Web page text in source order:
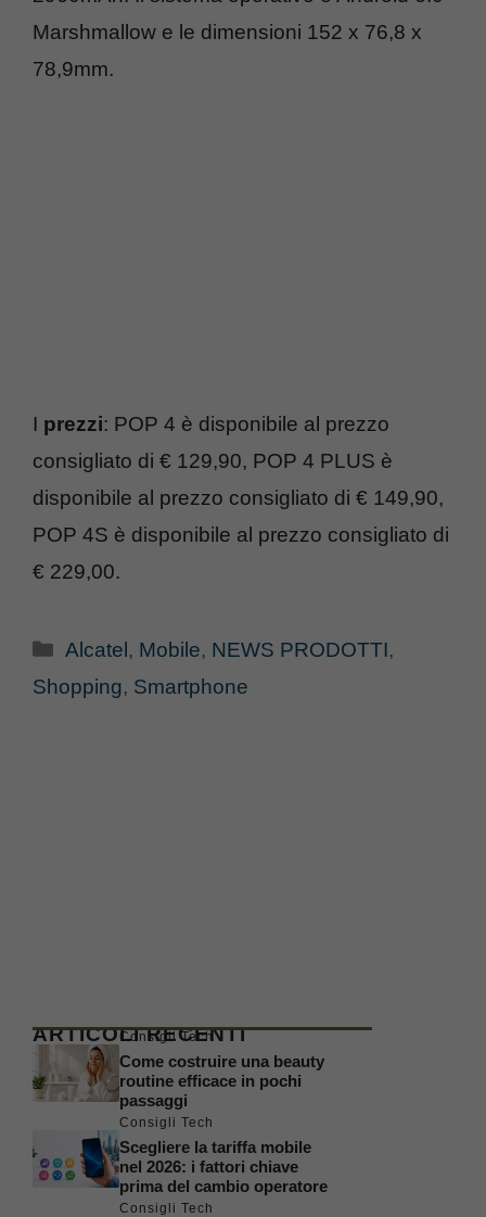
Marshmallow e le dimensioni 152 x 76,8 x
78,9mm.
I prezzi: POP 4 è disponibile al prezzo
consigliato di € 129,90, POP 4 PLUS è
disponibile al prezzo consigliato di € 149,90,
POP 4S è disponibile al prezzo consigliato di
€ 229,00.
Categorie
Alcatel , Mobile, NEWS PRODOTTI,
Shopping, Smartphone
ARTICOLI RECENTI
Consigli Tech
Come costruire una beauty
routine efficace in pochi
passaggi
Consigli Tech
Scegliere la tariffa mobile
nel 2026: i fattori chiave
prima del cambio operatore
Consigli Tech